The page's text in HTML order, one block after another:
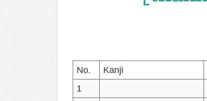
No. Kanji
1